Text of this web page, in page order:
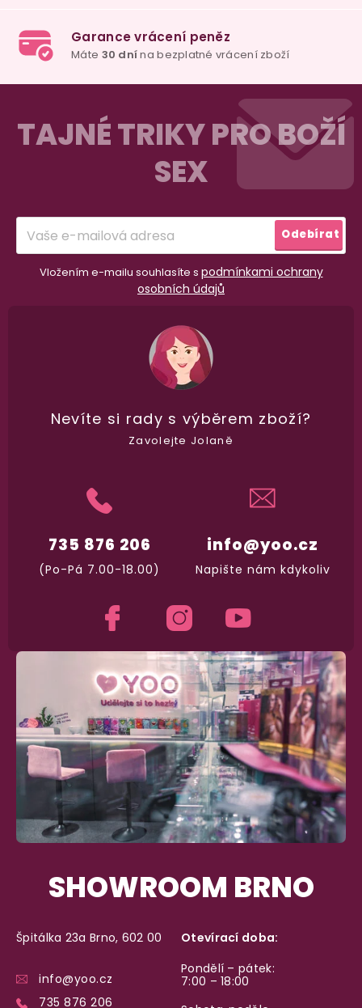
recenzí ověřených zakazníků
Nikdo nepozná, co jste si objednali. Mrkněte,
vypadá balíček.
Dodání do 2. dne
a okamžitě odesíláme.
Garance vrácení peněz
Máte 30 dní na bezplatné vrácení zboží
TAJNÉ TRIKY PRO BOŽÍ
SEX
Vložením e-mailu souhlasíte s podmínkami ochrany
osobních údajů
Odebírat
info@yoo.cz
Napište nám kdykoliv
735 876 206
(Po-Pá 7.00-18.00)
Nevíte si rady s výběrem zboží?
Zavolejte Jolaně
SHOWROOM BRNO
Špitálka 23a Brno, 602 00
info@yoo.cz
735 876 206
Otevírací doba:
Pondělí – pátek:
7:00 – 18:00